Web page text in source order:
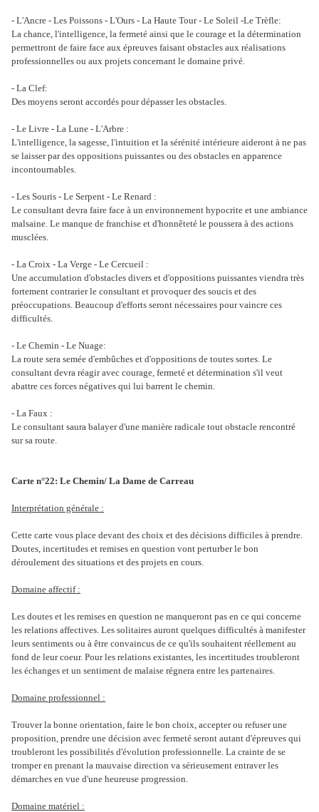
- L'Ancre - Les Poissons - L'Ours - La Haute Tour - Le Soleil -Le Trèfle:
La chance, l'intelligence, la fermeté ainsi que le courage et la détermination
permettront de faire face aux épreuves faisant obstacles aux réalisations
professionnelles ou aux projets concernant le domaine privé.
- La Clef:
Des moyens seront accordés pour dépasser les obstacles.
- Le Livre - La Lune - L'Arbre :
L'intelligence, la sagesse, l'intuition et la sérénité intérieure aideront à ne pas
se laisser par des oppositions puissantes ou des obstacles en apparence
incontournables.
- Les Souris - Le Serpent - Le Renard :
Le consultant devra faire face à un environnement hypocrite et une ambiance
malsaine. Le manque de franchise et d'honnêteté le poussera à des actions
musclées.
- La Croix - La Verge - Le Cercueil :
Une accumulation d'obstacles divers et d'oppositions puissantes viendra très
fortement contrarier le consultant et provoquer des soucis et des
préoccupations. Beaucoup d'efforts seront nécessaires pour vaincre ces
difficultés.
- Le Chemin - Le Nuage:
La route sera semée d'embûches et d'oppositions de toutes sortes. Le
consultant devra réagir avec courage, fermeté et détermination s'il veut
abattre ces forces négatives qui lui barrent le chemin.
- La Faux :
Le consultant saura balayer d'une manière radicale tout obstacle rencontré
sur sa route.
Carte n°22: Le Chemin/ La Dame de Carreau
Interprétation générale :
Cette carte vous place devant des choix et des décisions difficiles à prendre.
Doutes, incertitudes et remises en question vont perturber le bon
déroulement des situations et des projets en cours.
Domaine affectif :
Les doutes et les remises en question ne manqueront pas en ce qui concerne
les relations affectives. Les solitaires auront quelques difficultés à manifester
leurs sentiments ou à être convaincus de ce qu'ils souhaitent réellement au
fond de leur coeur. Pour les relations existantes, les incertitudes troubleront
les échanges et un sentiment de malaise régnera entre les partenaires.
Domaine professionnel :
Trouver la bonne orientation, faire le bon choix, accepter ou refuser une
proposition, prendre une décision avec fermeté seront autant d'épreuves qui
troubleront les possibilités d'évolution professionnelle. La crainte de se
tromper en prenant la mauvaise direction va sérieusement entraver les
démarches en vue d'une heureuse progression.
Domaine matériel :